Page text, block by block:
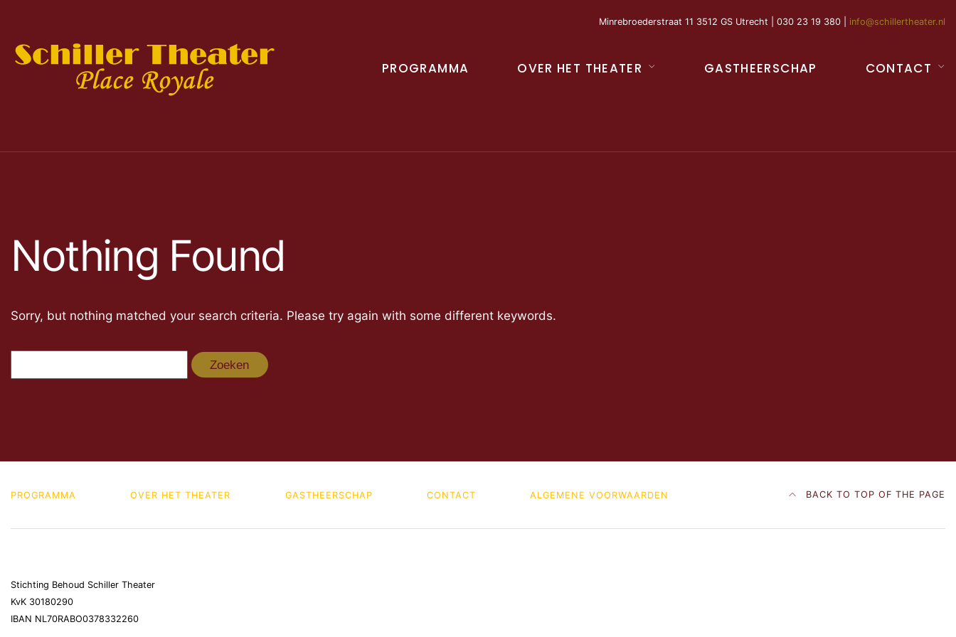
Minrebroederstraat 11 3512 GS Utrecht | 030 23 19 380 | info@schillertheater.nl
PROGRAMMA OVER HET THEATER GASTHEERSCHAP CONTACT
Nothing Found
Sorry, but nothing matched your search criteria. Please try again with some different keywords.
naar:
PROGRAMMA OVER HET THEATER GASTHEERSCHAP CONTACT ALGEMENE VOORWAARDEN BACK TO TOP OF THE PAGE
Stichting Behoud Schiller Theater
KvK 30180290
IBAN NL70RABO0378332260